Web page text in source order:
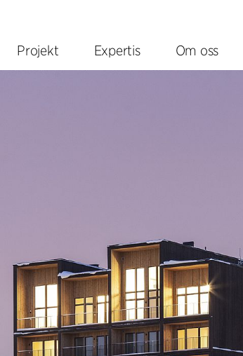
Projekt Expertis Om oss